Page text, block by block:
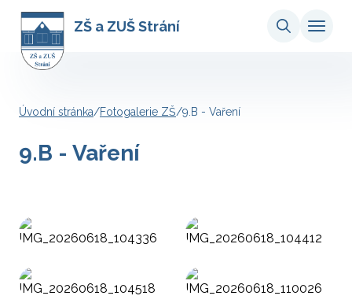
ZŠ a ZUŠ Strání
Úvodní stránka/Fotogalerie ZŠ/9.B - Vaření
9.B - Vaření